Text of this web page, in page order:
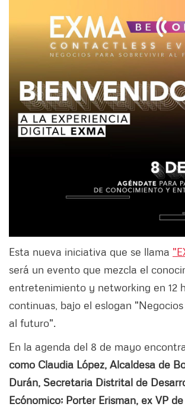
Esta nueva iniciativa que se llama
será un evento que mezcla el
entretenimiento y networking en 12
continuas, bajo el eslogan
al futuro".
En la agenda del 8 de mayo
como Claudia López, Alcaldesa de
Durán, Secretaria Distrital de
Ecónomico; Porter Erisman, ex VP